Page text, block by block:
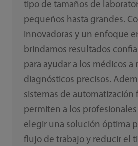
tipo de tamaños de
pequeños hasta grandes.
innovadoras y un enfoque
brindamos resultados
para ayudar a los médicos a
diagnósticos precisos.
sistemas de automatización
permiten a los
elegir una solución óptima
flujo de trabajo y reducir el